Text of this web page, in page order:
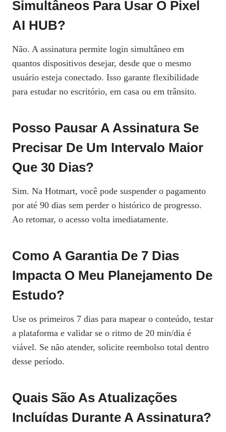
Simultâneos Para Usar O Pixel
AI HUB?
Não. A assinatura permite login simultâneo em
quantos dispositivos desejar, desde que o mesmo
usuário esteja conectado. Isso garante flexibilidade
para estudar no escritório, em casa ou em trânsito.
Posso Pausar A Assinatura Se
Precisar De Um Intervalo Maior
Que 30 Dias?
Sim. Na Hotmart, você pode suspender o pagamento
por até 90 dias sem perder o histórico de progresso.
Ao retomar, o acesso volta imediatamente.
Como A Garantia De 7 Dias
Impacta O Meu Planejamento De
Estudo?
Use os primeiros 7 dias para mapear o conteúdo, testar
a plataforma e validar se o ritmo de 20 min/dia é
viável. Se não atender, solicite reembolso total dentro
desse período.
Quais São As Atualizações
Incluídas Durante A Assinatura?